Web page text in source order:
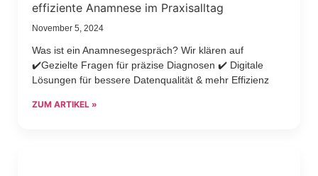
effiziente Anamnese im Praxisalltag
November 5, 2024
Was ist ein Anamnesegespräch? Wir klären auf
✔️Gezielte Fragen für präzise Diagnosen ✔️ Digitale
Lösungen für bessere Datenqualität & mehr Effizienz
ZUM ARTIKEL »